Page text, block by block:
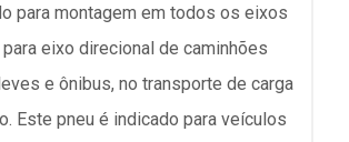
para montagem em todos os eixos
eixo direcional de caminhões
e ônibus, no transporte de carga
Este pneu é indicado para veículos